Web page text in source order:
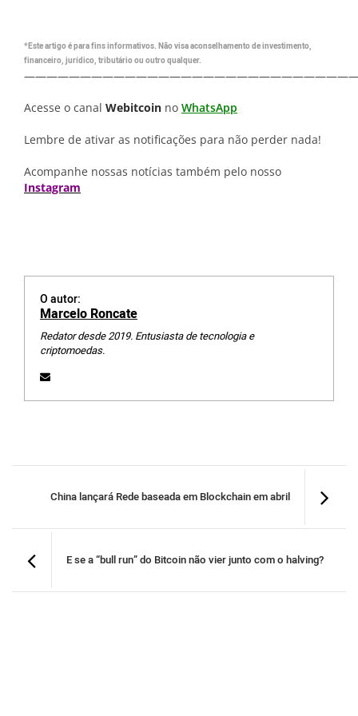
*Este artigo é para fins informativos. Não visa aconselhamento de investimento,
financeiro, jurídico, tributário ou outro qualquer.
Acesse o canal Webitcoin no WhatsApp
Lembre de ativar as notificações para não perder nada!
Acompanhe nossas notícias também pelo nosso
Instagram
O autor:
Marcelo Roncate
Redator desde 2019. Entusiasta de tecnologia e
criptomoedas.
China lançará Rede baseada em Blockchain em abril
E se a “bull run” do Bitcoin não vier junto com o halving?